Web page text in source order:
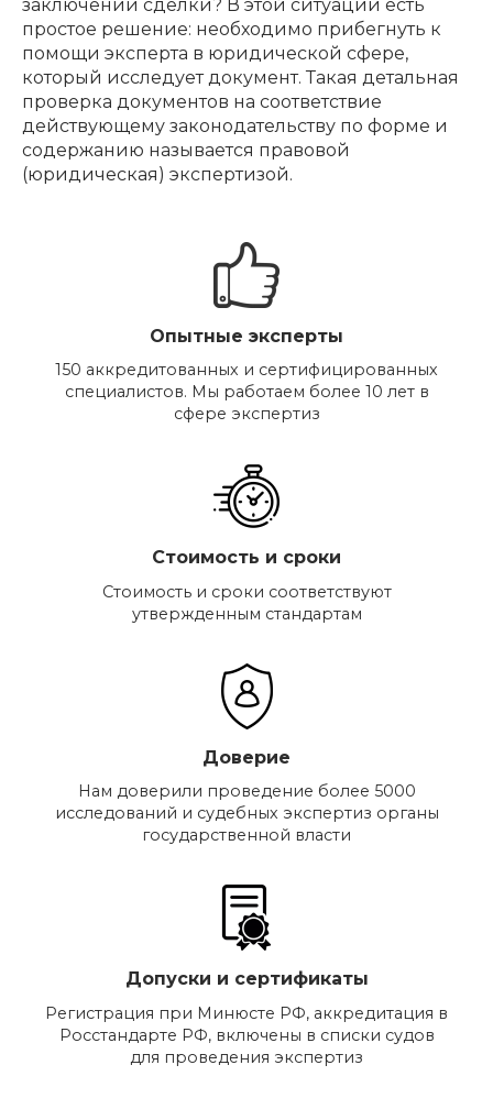
заключении сделки? В этой ситуации есть
простое решение: необходимо прибегнуть к
помощи эксперта в юридической сфере,
который исследует документ. Такая детальная
проверка документов на соответствие
действующему законодательству по форме и
содержанию называется правовой
(юридическая) экспертизой.
Опытные эксперты
150 аккредитованных и сертифицированных
специалистов. Мы работаем более 10 лет в
сфере экспертиз
Стоимость и сроки
Стоимость и сроки соответствуют
утвержденным стандартам
Доверие
Нам доверили проведение более 5000
исследований и судебных экспертиз органы
государственной власти
Допуски и сертификаты
Регистрация при Минюсте РФ, аккредитация в
Росстандарте РФ, включены в списки судов
для проведения экспертиз